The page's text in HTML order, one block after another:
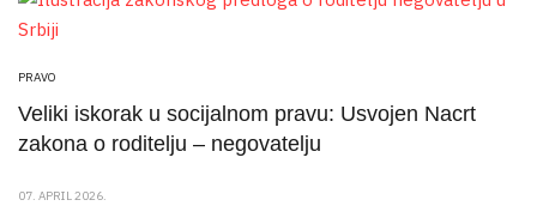
PRAVO
Veliki iskorak u socijalnom pravu: Usvojen Nacrt
zakona o roditelju – negovatelju
07. APRIL 2026.